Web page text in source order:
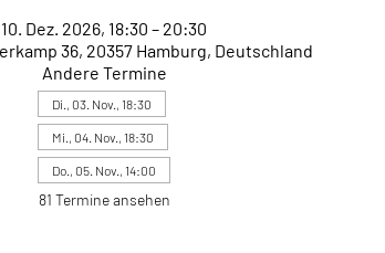
10. Dez. 2026, 18:30 – 20:30
36, 20357 Hamburg, Deutschland
Andere Termine
Di., 03. Nov., 18:30
Mi., 04. Nov., 18:30
Do., 05. Nov., 14:00
81 Termine ansehen